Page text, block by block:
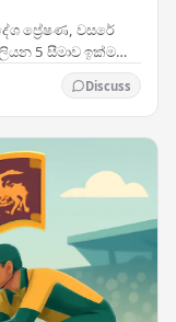
ප්‍රේෂණ, වසරේ
5 සීමාව ඉක්මවා
Discuss